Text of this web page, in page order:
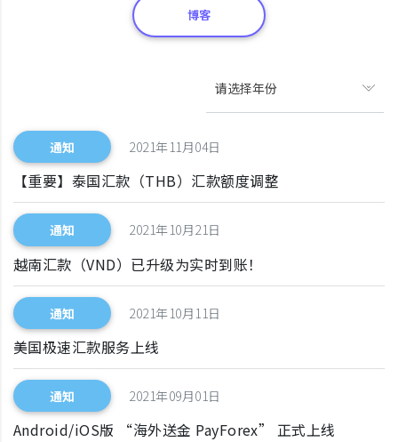
博客
请选择年份
通知 2021年11月04日
【重要】泰国汇款（THB）汇款额度调整
通知 2021年10月21日
越南汇款（VND）已升级为实时到账！
通知 2021年10月11日
美国极速汇款服务上线
通知 2021年09月01日
Android/iOS版 “海外送金 PayForex” 正式上线